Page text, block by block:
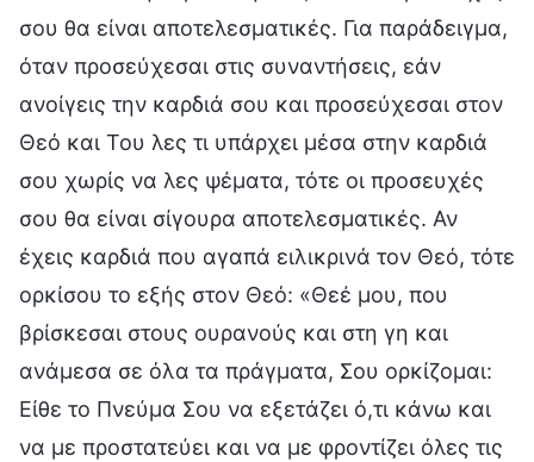
σου θα είναι αποτελεσματικές. Για παράδειγμα,
όταν προσεύχεσαι στις συναντήσεις, εάν
ανοίγεις την καρδιά σου και προσεύχεσαι στον
Θεό και Του λες τι υπάρχει μέσα στην καρδιά
σου χωρίς να λες ψέματα, τότε οι προσευχές
σου θα είναι σίγουρα αποτελεσματικές. Αν
έχεις καρδιά που αγαπά ειλικρινά τον Θεό, τότε
ορκίσου το εξής στον Θεό: «Θεέ μου, που
βρίσκεσαι στους ουρανούς και στη γη και
ανάμεσα σε όλα τα πράγματα, Σου ορκίζομαι:
Είθε το Πνεύμα Σου να εξετάζει ό,τι κάνω και
να με προστατεύει και να με φροντίζει όλες τις